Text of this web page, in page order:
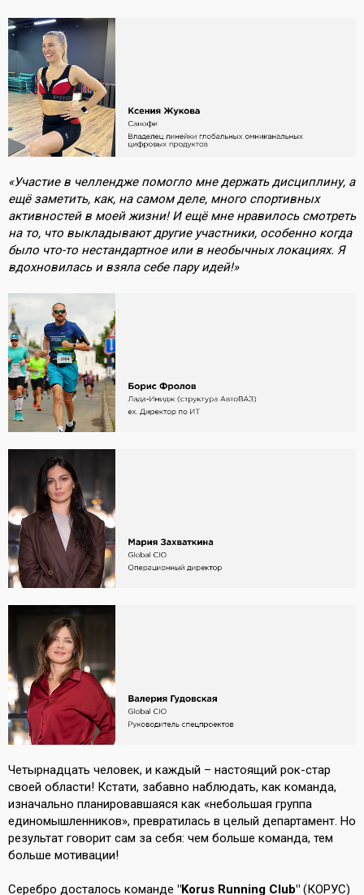
«Участие в челлендже помогло мне держать дисциплину, а
ещё заметить, как, на самом деле, много спортивных
активностей в моей жизни! И ещё мне нравилось смотреть
на то, что выкладывают другие участники, особенно когда
было что-то нестандартное или в необычных локациях. Я
вдохновилась и взяла себе пару идей!»
Четырнадцать человек, и каждый – настоящий рок-стар
своей области! Кстати, забавно наблюдать, как команда,
изначально планировавшаяся как «небольшая группа
единомышленников», превратилась в целый департамент. Но
результат говорит сам за себя: чем больше команда, тем
больше мотивации!
Серебро досталось команде "Korus Running Club" (КОРУС)